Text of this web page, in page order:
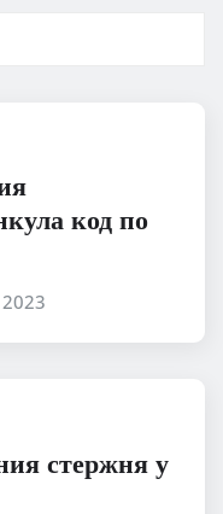
код по
стержня у